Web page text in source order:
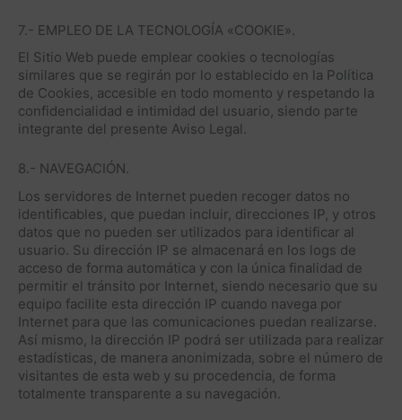
7.- EMPLEO DE LA TECNOLOGÍA «COOKIE».
El Sitio Web puede emplear cookies o tecnologías
similares que se regirán por lo establecido en la Política
de Cookies, accesible en todo momento y respetando la
confidencialidad e intimidad del usuario, siendo parte
integrante del presente Aviso Legal.
8.- NAVEGACIÓN.
Los servidores de Internet pueden recoger datos no
identificables, que puedan incluir, direcciones IP, y otros
datos que no pueden ser utilizados para identificar al
usuario. Su dirección IP se almacenará en los logs de
acceso de forma automática y con la única finalidad de
permitir el tránsito por Internet, siendo necesario que su
equipo facilite esta dirección IP cuando navega por
Internet para que las comunicaciones puedan realizarse.
Así mismo, la dirección IP podrá ser utilizada para realizar
estadísticas, de manera anonimizada, sobre el número de
visitantes de esta web y su procedencia, de forma
totalmente transparente a su navegación.